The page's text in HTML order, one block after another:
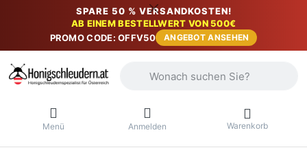
SPARE 50 % VERSANDKOSTEN!
AB EINEM BESTELLWERT VON 500€
PROMO CODE: OFFV50
ANGEBOT ANSEHEN
Menü Anmelden Warenkorb